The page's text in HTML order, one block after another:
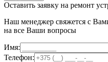
Оставить заявку на ремонт
Наш менеджер свяжется с
на все Ваши вопросы
Имя:
Телефон: